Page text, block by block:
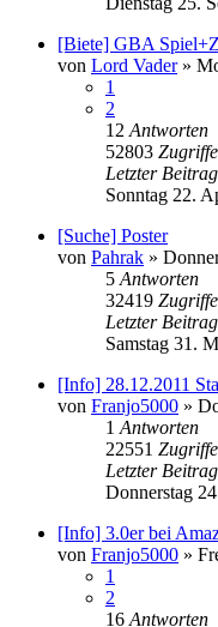
[Biete] GBA
von Lord Vader»
1
2
12 Antworten
52803 Zugriffe
Letzter Beitrag
Sonntag 22.
[Suche] Poster
von Pahrak »
5 Antworten
32419 Zugriffe
Letzter Beitrag
Samstag 31.
[Info] 28.12.2011
von Franjo5000 »
1 Antworten
22551 Zugriffe
Letzter Beitrag
Donnerstag
[Info] 3.0er bei
von Franjo5000 »
1
2
16 Antworten